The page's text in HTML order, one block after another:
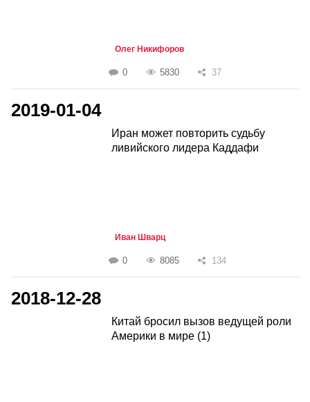
Олег Никифоров
0 5830 37
2019-01-04
Иран может повторить судьбу
ливийского лидера Каддафи
Иван Шварц
0 8085 134
2018-12-28
Китай бросил вызов ведущей роли
Америки в мире (1)